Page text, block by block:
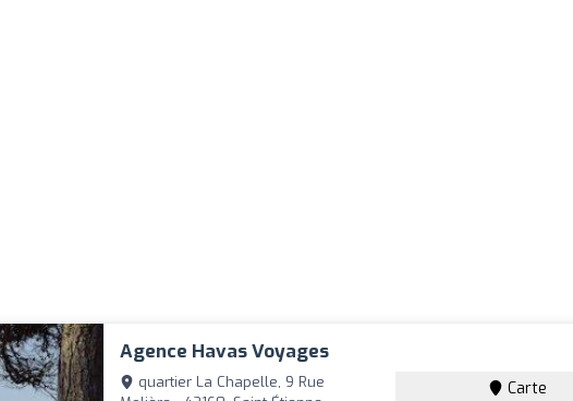
Agence Havas Voyages
quartier La Chapelle, 9 Rue
Carte